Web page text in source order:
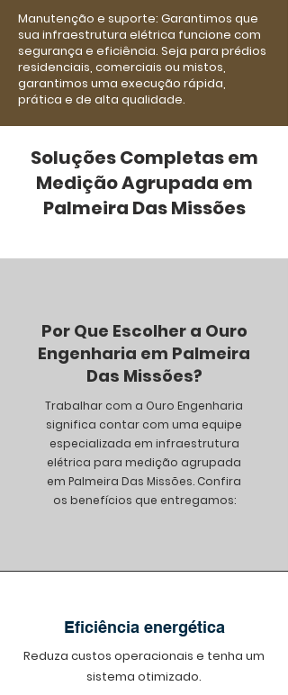
Manutenção e suporte: Garantimos que
sua infraestrutura elétrica funcione com
segurança e eficiência. Seja para prédios
residenciais, comerciais ou mistos,
garantimos uma execução rápida,
prática e de alta qualidade.
Soluções Completas em
Medição Agrupada em
Palmeira Das Missões
Por Que Escolher a Ouro
Engenharia em Palmeira
Das Missões?
Trabalhar com a Ouro Engenharia
significa contar com uma equipe
especializada em infraestrutura
elétrica para medição agrupada
em Palmeira Das Missões. Confira
os benefícios que entregamos:
Eficiência energética
Reduza custos operacionais e tenha um
sistema otimizado.